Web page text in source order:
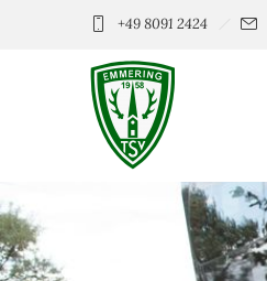
+49 8091 2424